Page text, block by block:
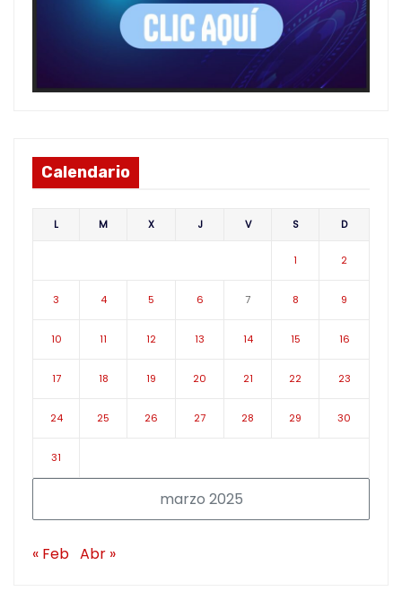
Calendario
marzo 2025
L M X J V S D
1 2
3 4 5 6 7 8 9
10 11 12 13 14 15 16
17 18 19 20 21 22 23
24 25 26 27 28 29 30
31
« Feb Abr »